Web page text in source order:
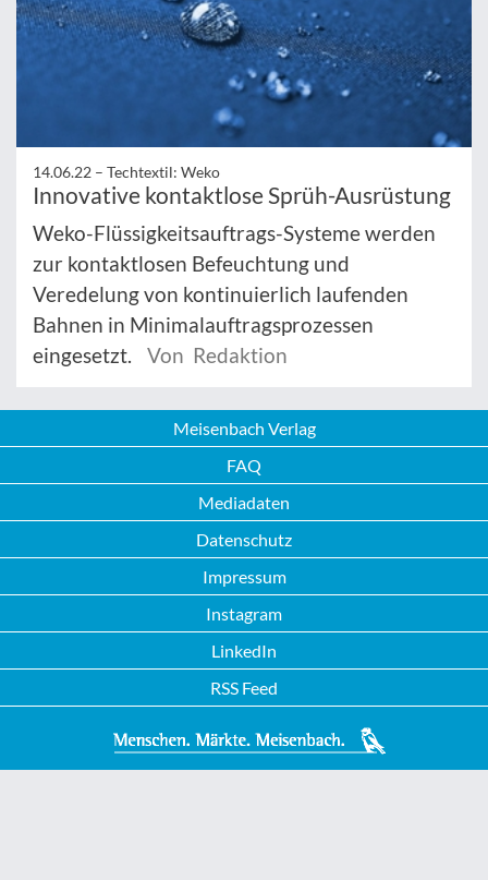
14.06.22 – Techtextil: Weko
Innovative kontaktlose Sprüh-Ausrüstung
Weko-Flüssigkeitsauftrags-Systeme werden
zur kontaktlosen Befeuchtung und
Veredelung von kontinuierlich laufenden
Bahnen in Minimalauftragsprozessen
eingesetzt.
Von Redaktion
Meisenbach Verlag
FAQ
Mediadaten
Datenschutz
Impressum
Instagram
LinkedIn
RSS Feed